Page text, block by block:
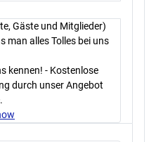
Gäste und Mitglieder)
man alles Tolles bei uns
kennen! - Kostenlose
durch unser Angebot